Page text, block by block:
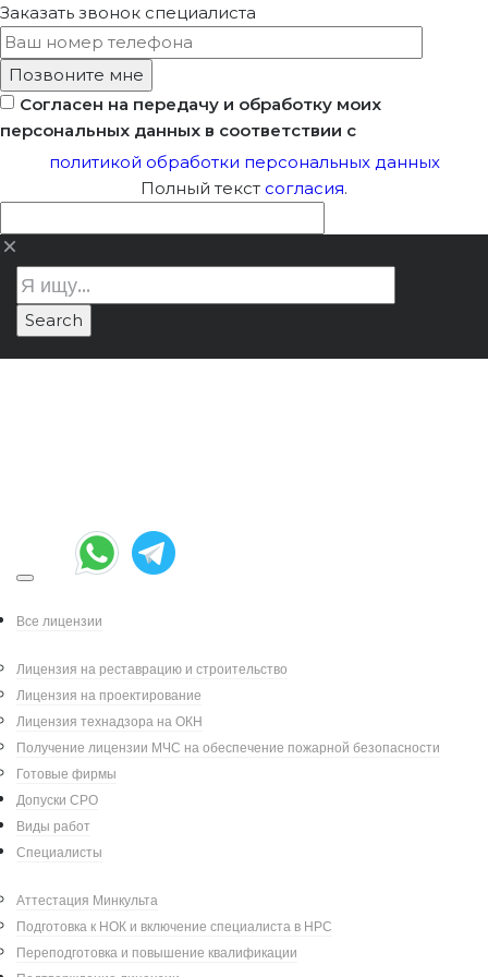
Заказать звонок специалиста
Согласен на передачу и обработку моих
персональных данных в соответствии с
политикой обработки персональных данных
Полный текст согласия.
Все лицензии
Лицензия на реставрацию и строительство
Лицензия на проектирование
Лицензия технадзора на ОКН
Получение лицензии МЧС на обеспечение пожарной безопасности
Готовые фирмы
Допуски СРО
Виды работ
Специалисты
Аттестация Минкульта
Подготовка к НОК и включение специалиста в НРС
Переподготовка и повышение квалификации
Реставрация оконных
заполнений
Центрального корпуса
Гатчинского дворца
Выполнение работ по реставрации оконных
заполнений Северо-Восточного фасада
Центрального корпуса Гатчинского дворца
Адрес объекта:
г.Гатчина, Красноармейский пр. д 1